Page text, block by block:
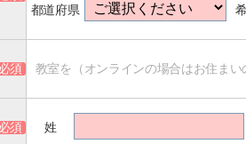
都道府県
教室を（オンラインの場合はお住ま
姓